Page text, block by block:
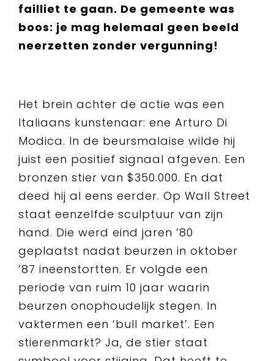
failliet te gaan. De gemeente was
boos: je mag helemaal geen beeld
neerzetten zonder vergunning!
Het brein achter de actie was een
Italiaans kunstenaar: ene Arturo Di
Modica. In de beursmalaise wilde hij
juist een positief signaal afgeven. Een
bronzen stier van $350.000. En dat
deed hij al eens eerder. Op Wall Street
staat eenzelfde sculptuur van zijn
hand. Die werd eind jaren ’80
geplaatst nadat beurzen in oktober
’87 ineenstortten. Er volgde een
periode van ruim 10 jaar waarin
beurzen onophoudelijk stegen. In
vaktermen een ‘bull market’. Een
stierenmarkt? Ja, de stier staat